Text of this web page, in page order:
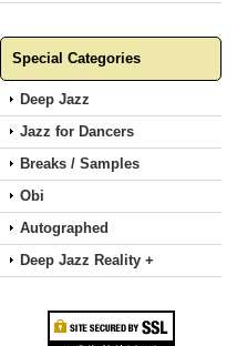
Special Categories
Deep Jazz
Jazz for Dancers
Breaks / Samples
Obi
Autographed
Deep Jazz Reality +